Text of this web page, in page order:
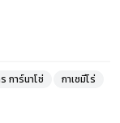
การ์นาโช่
กาเซมีโร่